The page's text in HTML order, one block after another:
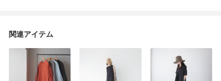
関連アイテム